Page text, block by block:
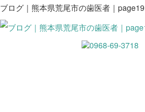
ブログ｜熊本県荒尾市の歯医者｜page19